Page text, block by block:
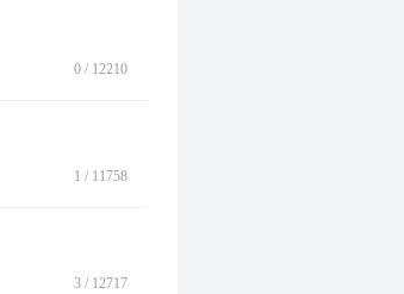
0 / 12210
1 / 11758
3 / 12717